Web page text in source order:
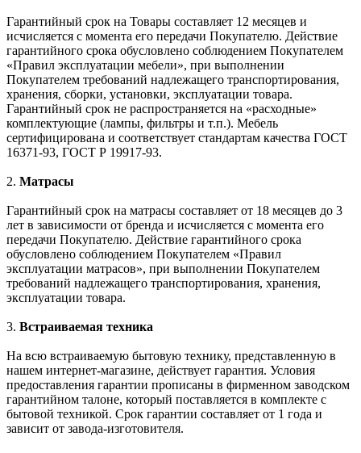
Гарантийный срок на Товары составляет 12 месяцев и
исчисляется с момента его передачи Покупателю. Действие
гарантийного срока обусловлено соблюдением Покупателем
«Правил эксплуатации мебели», при выполнении
Покупателем требований надлежащего транспортирования,
хранения, сборки, установки, эксплуатации товара.
Гарантийный срок не распространяется на «расходные»
комплектующие (лампы, фильтры и т.п.). Мебель
сертифицирована и соответствует стандартам качества ГОСТ
16371-93, ГОСТ Р 19917-93.
2. Матрасы
Гарантийный срок на матрасы составляет от 18 месяцев до 3
лет в зависимости от бренда и исчисляется с момента его
передачи Покупателю. Действие гарантийного срока
обусловлено соблюдением Покупателем «Правил
эксплуатации матрасов», при выполнении Покупателем
требований надлежащего транспортирования, хранения,
эксплуатации товара.
3. Встраиваемая техника
На всю встраиваемую бытовую технику, представленную в
нашем интернет-магазине, действует гарантия. Условия
предоставления гарантии прописаны в фирменном заводском
гарантийном талоне, который поставляется в комплекте с
бытовой техникой. Срок гарантии составляет от 1 года и
зависит от завода-изготовителя.